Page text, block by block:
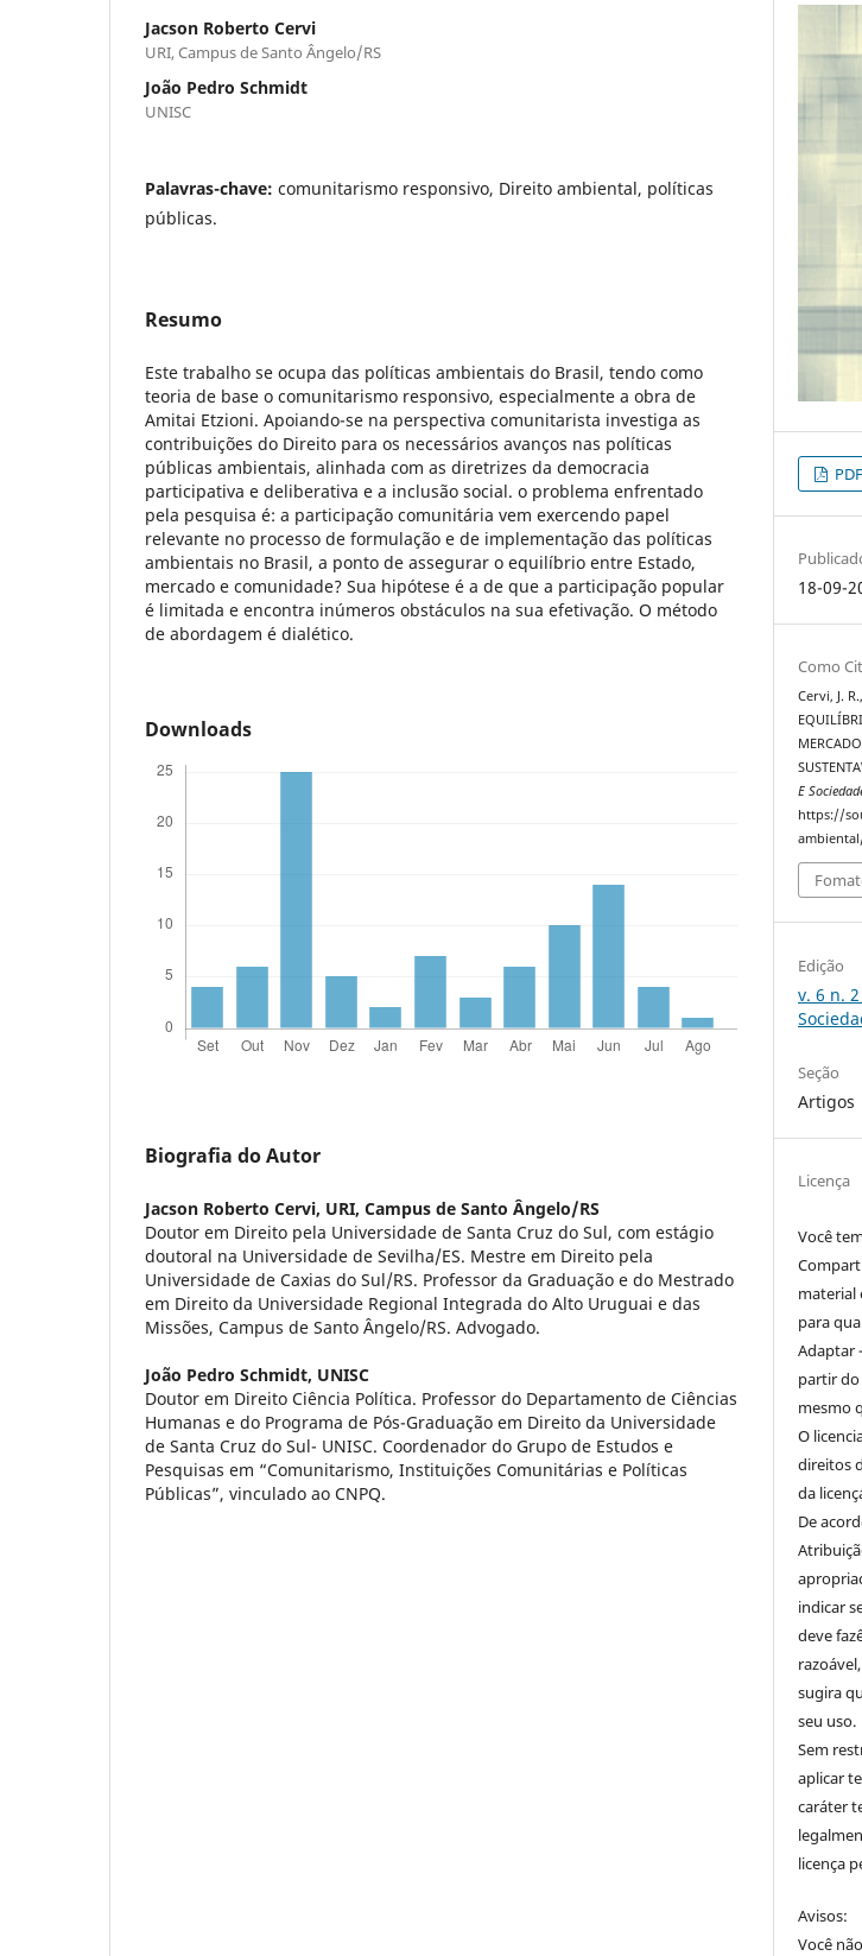
Jacson Roberto Cervi
URI, Campus de Santo Ângelo/RS
João Pedro Schmidt
UNISC
Palavras-chave: comunitarismo responsivo, Direito ambiental, políticas
públicas.
Resumo
Este trabalho se ocupa das políticas ambientais do Brasil, tendo como
teoria de base o comunitarismo responsivo, especialmente a obra de
Amitai Etzioni. Apoiando-se na perspectiva comunitarista investiga as
contribuições do Direito para os necessários avanços nas políticas
públicas ambientais, alinhada com as diretrizes da democracia
participativa e deliberativa e a inclusão social. o problema enfrentado
pela pesquisa é: a participação comunitária vem exercendo papel
relevante no processo de formulação e de implementação das políticas
ambientais no Brasil, a ponto de assegurar o equilíbrio entre Estado,
mercado e comunidade? Sua hipótese é a de que a participação popular
é limitada e encontra inúmeros obstáculos na sua efetivação. O método
de abordagem é dialético.
Downloads
Biografia do Autor
Jacson Roberto Cervi, URI, Campus de Santo Ângelo/RS
Doutor em Direito pela Universidade de Santa Cruz do Sul, com estágio
doutoral na Universidade de Sevilha/ES. Mestre em Direito pela
Universidade de Caxias do Sul/RS. Professor da Graduação e do Mestrado
em Direito da Universidade Regional Integrada do Alto Uruguai e das
Missões, Campus de Santo Ângelo/RS. Advogado.
João Pedro Schmidt, UNISC
Doutor em Direito Ciência Política. Professor do Departamento de Ciências
Humanas e do Programa de Pós-Graduação em Direito da Universidade
de Santa Cruz do Sul- UNISC. Coordenador do Grupo de Estudos e
Pesquisas em “Comunitarismo, Instituições Comunitárias e Políticas
Públicas”, vinculado ao CNPQ.
PDF
18-09-
Como
Cervi, J.
E
https://
Edição
v. 6 n.
Seção
Artigos
Licença
Você
material
para
Adaptar
partir
mesmo
O
direitos
da
De
indicar
deve
sugira
seu uso.
Sem
aplicar
caráter
licença
Avisos:
Você